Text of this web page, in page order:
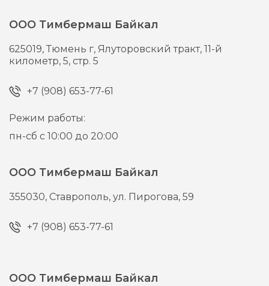
ООО Тимбермаш Байкал
625019,Тюмень г, Ялуторовский тракт, 11-й
километр, 5, стр. 5
+7 (908) 653-77-61
Режим работы:
пн-сб с 10:00 до 20:00
ООО Тимбермаш Байкал
355030, Ставрополь,ул. Пирогова, 59
+7 (908) 653-77-61
ООО Тимбермаш Байкал